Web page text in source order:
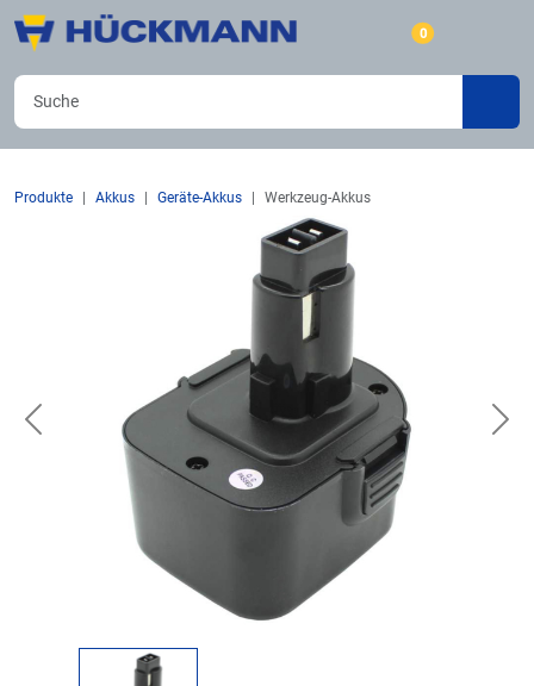
0
Produkte Akkus Geräte-Akkus Werkzeug-Akkus
Previous